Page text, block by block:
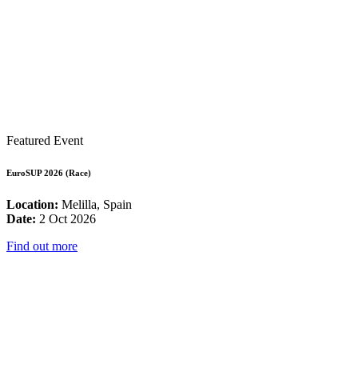
Featured Event
EuroSUP 2026 (Race)
Location: Melilla, Spain
Date: 2 Oct 2026
Find out more